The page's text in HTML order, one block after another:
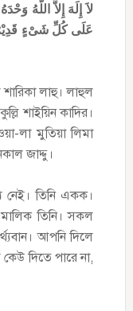
لاَ إِلَهَ إِلاَّ اللَّهُ
عَلَى كُلِّ شَىْءٍ قَدِيْرٌ
শারিকা লাহু। লাহুল
শাইয়িন কাদির।
লা মুতিয়া লিমা
জাদ্দু।
তিনি একক।
তিনি। সকল
আপনি দিলে
দিতে পারে না,